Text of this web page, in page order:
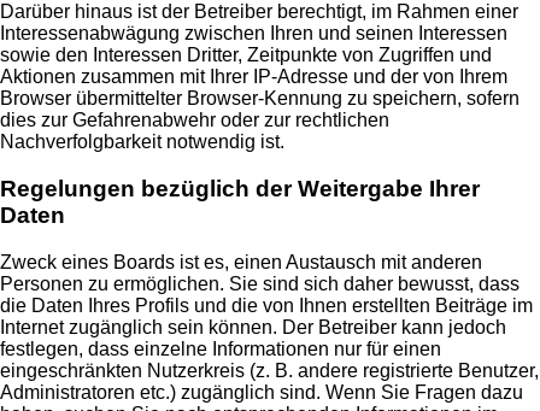
Darüber hinaus ist der Betreiber berechtigt, im Rahmen einer
Interessenabwägung zwischen Ihren und seinen Interessen
sowie den Interessen Dritter, Zeitpunkte von Zugriffen und
Aktionen zusammen mit Ihrer IP-Adresse und der von Ihrem
Browser übermittelter Browser-Kennung zu speichern, sofern
dies zur Gefahrenabwehr oder zur rechtlichen
Nachverfolgbarkeit notwendig ist.
Regelungen bezüglich der Weitergabe Ihrer
Daten
Zweck eines Boards ist es, einen Austausch mit anderen
Personen zu ermöglichen. Sie sind sich daher bewusst, dass
die Daten Ihres Profils und die von Ihnen erstellten Beiträge im
Internet zugänglich sein können. Der Betreiber kann jedoch
festlegen, dass einzelne Informationen nur für einen
eingeschränkten Nutzerkreis (z. B. andere registrierte Benutzer,
Administratoren etc.) zugänglich sind. Wenn Sie Fragen dazu